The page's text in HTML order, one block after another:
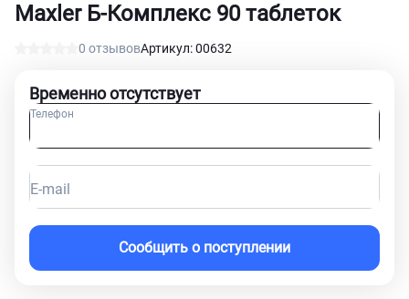
Maxler Б-Комплекс 90 таблеток
0 отзывовАртикул: 00632
Временно отсутствует
Телефон
E-mail
Сообщить о поступлении